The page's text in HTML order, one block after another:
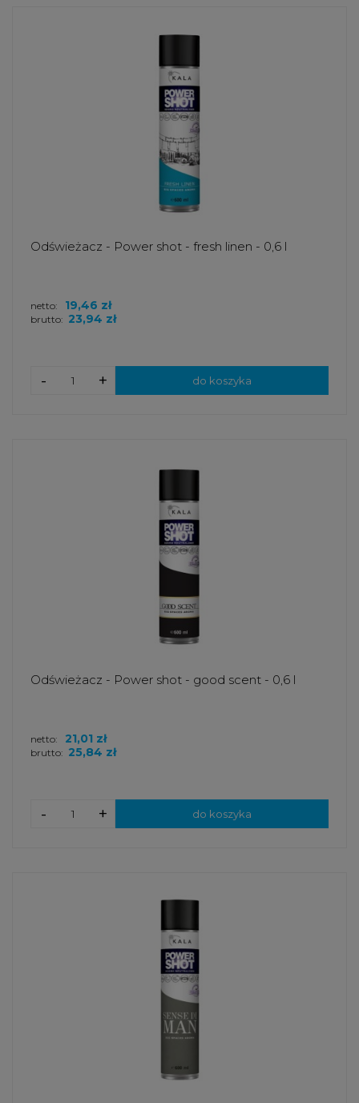
Odświeżacz - Power shot - fresh linen - 0,6 l
brutto: 23,94 zł
netto: 19,46 zł
+
- do koszyka
Odświeżacz - Power shot - good scent - 0,6 l
brutto: 25,84 zł
netto: 21,01 zł
+
- do koszyka